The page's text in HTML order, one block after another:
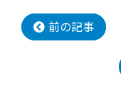
前の記事